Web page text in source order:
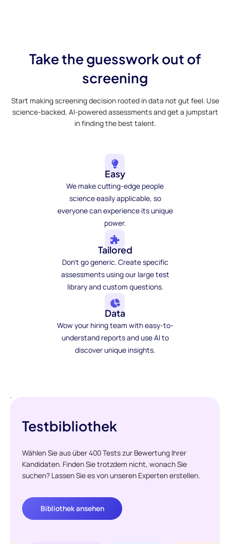
Take the guesswork out of
screening
Start making screening decision rooted in data not gut feel. Use
science-backed, AI-powered assessments and get a jumpstart
in finding the best talent.
Easy
We make cutting-edge people
science easily applicable, so
everyone can experience its unique
power.
Tailored
Don't go generic. Create specific
assessments using our large test
library and custom questions.
Data
Wow your hiring team with easy-to-
understand reports and use AI to
discover unique insights.
Testbibliothek
Wählen Sie aus über 400 Tests zur Bewertung Ihrer
Kandidaten. Finden Sie trotzdem nicht, wonach Sie
suchen? Lassen Sie es von unseren Experten erstellen.
Bibliothek ansehen